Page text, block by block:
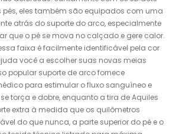
pés, eles também são equipados com uma
atrás do suporte do arco, especialmente
que o pé se mova no calçado e gere calor.
faixa é facilmente identificável pela cor
você a escolher suas novas meias
popular suporte de arco fornece
para estimular o fluxo sanguíneo e
torça e dobre, enquanto a tira de Aquiles
extra à medida que os quilômetros
do que nunca, a parte superior do pé e o